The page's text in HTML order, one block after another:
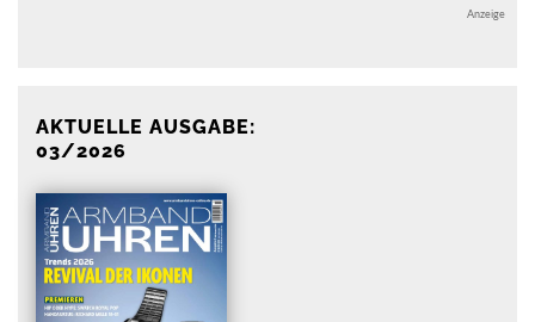
Anzeige
AKTUELLE AUSGABE:
03/2026